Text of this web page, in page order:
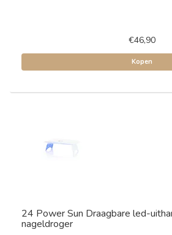
€46,90
Kopen
24 Power Sun Draagbare led-
nageldroger